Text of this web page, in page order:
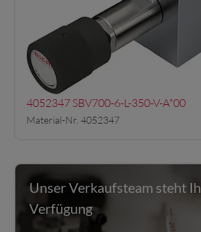
4052347 SBV700-6-L-350-V-A*00
Material-Nr. 4052347
Unser Verkaufsteam steht
Verfügung